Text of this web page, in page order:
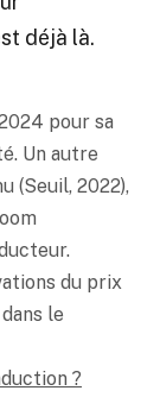
déjà là.
pour sa
Un autre
(Seuil, 2022),
du prix
le
?